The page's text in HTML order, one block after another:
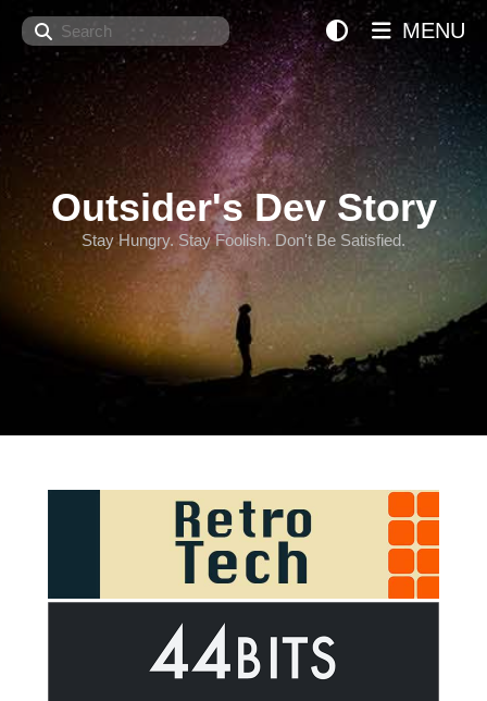
Search
Outsider's Dev Story
Stay Hungry. Stay Foolish. Don't Be Satisfied.
MENU